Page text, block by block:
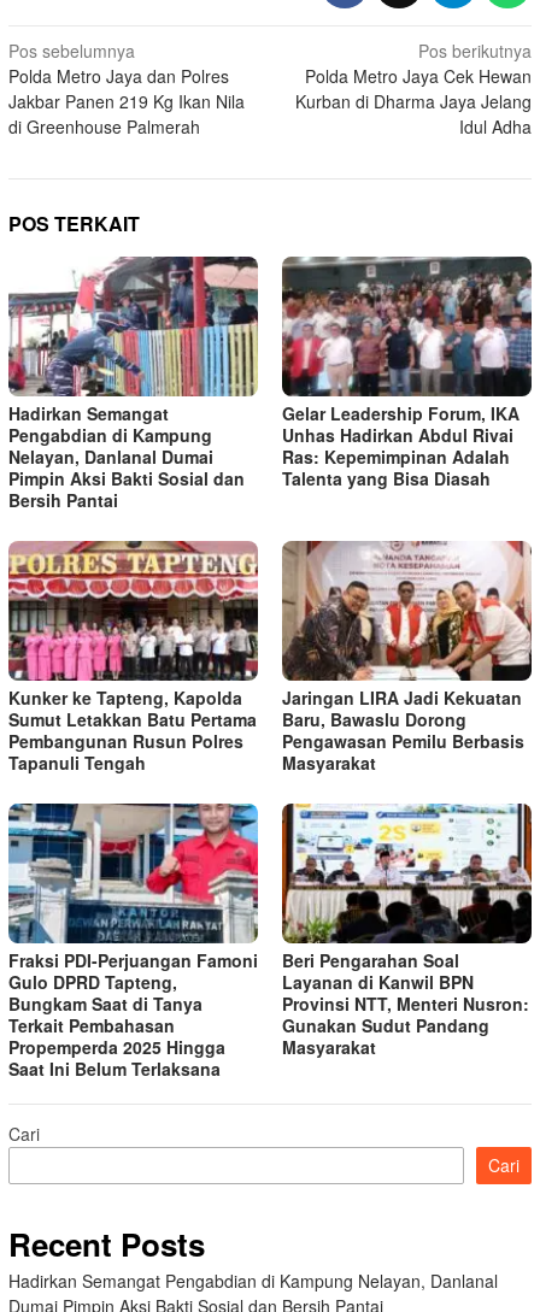
Navigasi
pos
Pos sebelumnya
Polda Metro Jaya dan Polres
Jakbar Panen 219 Kg Ikan Nila
di Greenhouse Palmerah
Pos berikutnya
Polda Metro Jaya Cek Hewan
Kurban di Dharma Jaya Jelang
Idul Adha
POS TERKAIT
Hadirkan Semangat
Pengabdian di Kampung
Nelayan, Danlanal Dumai
Pimpin Aksi Bakti Sosial dan
Bersih Pantai
Gelar Leadership Forum, IKA
Unhas Hadirkan Abdul Rivai
Ras: Kepemimpinan Adalah
Talenta yang Bisa Diasah
Kunker ke Tapteng, Kapolda
Sumut Letakkan Batu Pertama
Pembangunan Rusun Polres
Tapanuli Tengah
Jaringan LIRA Jadi Kekuatan
Baru, Bawaslu Dorong
Pengawasan Pemilu Berbasis
Masyarakat
Fraksi PDI-Perjuangan Famoni
Gulo DPRD Tapteng,
Bungkam Saat di Tanya
Terkait Pembahasan
Propemperda 2025 Hingga
Saat Ini Belum Terlaksana
Beri Pengarahan Soal
Layanan di Kanwil BPN
Provinsi NTT, Menteri Nusron:
Gunakan Sudut Pandang
Masyarakat
Cari
Cari
Recent Posts
Hadirkan Semangat Pengabdian di Kampung Nelayan, Danlanal
Dumai Pimpin Aksi Bakti Sosial dan Bersih Pantai